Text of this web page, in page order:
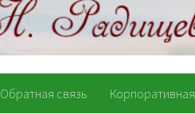
Обратная связь